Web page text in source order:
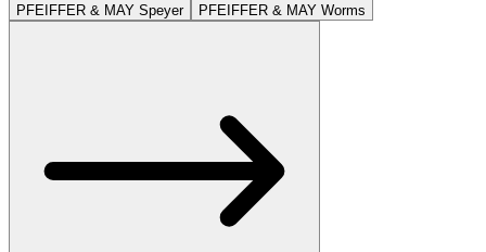
PFEIFFER & MAY Speyer PFEIFFER & MAY Worms